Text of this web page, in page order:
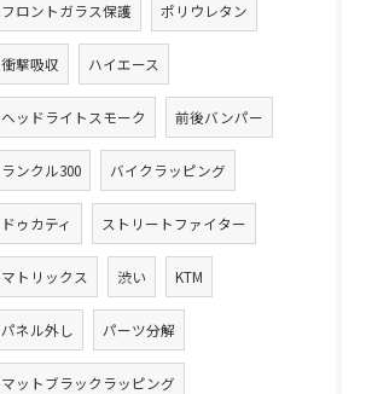
フロントガラス保護 ポリウレタン
衝撃吸収 ハイエース
ヘッドライトスモーク 前後バンパー
ランクル300 バイクラッピング
ドゥカティ ストリートファイター
マトリックス 渋い KTM
パネル外し パーツ分解
マットブラックラッピング